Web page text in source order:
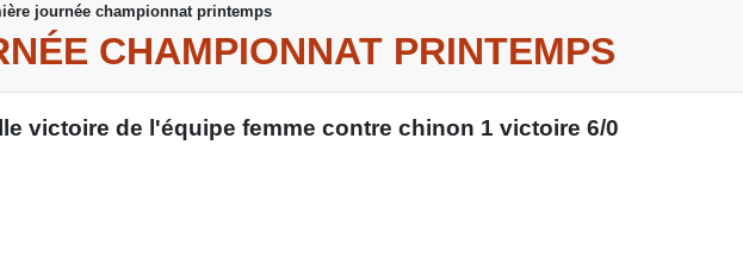
journée championnat printemps
CHAMPIONNAT PRINTEMPS
victoire de l'équipe femme contre chinon 1 victoire 6/0